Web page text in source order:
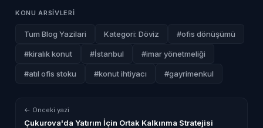
KONU ARSIVLERI
Tum Blog Yazilari Kategori: Döviz #ofis dönüşümü
#kiralık konut #İstanbul #imar yönetmeliği
#atıl ofis stoku #konut ihtiyacı #gayrimenkul
← Onceki yazi
Çukurova'da Yatırım İçin Ortak Kalkınma Stratejisi